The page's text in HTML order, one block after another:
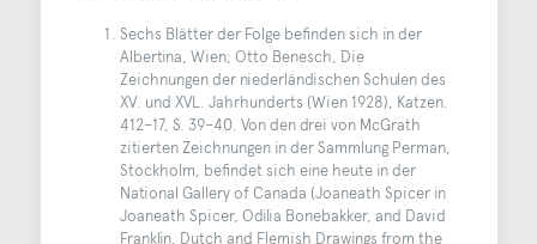
Sechs Blätter der Folge befinden sich in der
Albertina, Wien; Otto Benesch, Die
Zeichnungen der niederländischen Schulen des
XV. und XVL. Jahrhunderts (Wien 1928), Katzen.
412–17, S. 39–40. Von den drei von McGrath
zitierten Zeichnungen in der Sammlung Perman,
Stockholm, befindet sich eine heute in der
National Gallery of Canada (Joaneath Spicer in
Joaneath Spicer, Odilia Bonebakker, and David
Franklin, Dutch and Flemish Drawings from the